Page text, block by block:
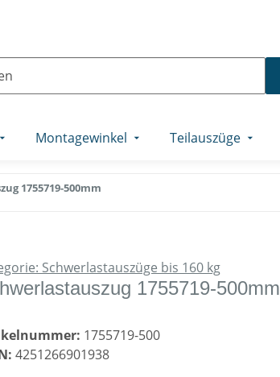
Montagewinkel Teilauszüge
1755719-500mm
Schwerlastauszüge bis 160 kg
1755719-500mm
1755719-500
4251266901938